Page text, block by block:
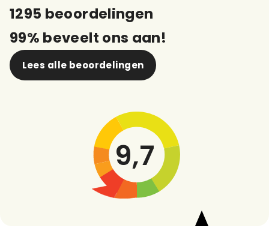
1295 beoordelingen
99% beveelt ons aan!
Lees alle beoordelingen
9,7